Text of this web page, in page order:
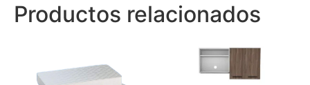
Productos relacionados